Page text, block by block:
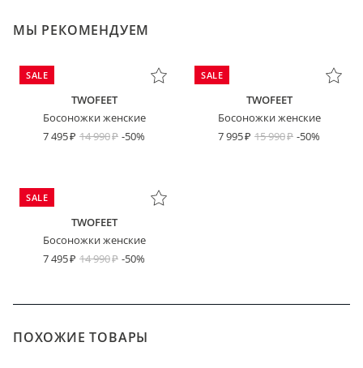
МЫ РЕКОМЕНДУЕМ
SALE
TWOFEET
Босоножки женские
7 495
14 990 -50%
SALE
TWOFEET
Босоножки женские
7 995
15 990 -50%
SALE
TWOFEET
Босоножки женские
7 495
14 990 -50%
ПОХОЖИЕ ТОВАРЫ